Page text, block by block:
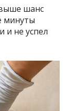
шанс
минуты
и не успел